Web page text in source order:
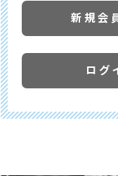
新規会
ログ